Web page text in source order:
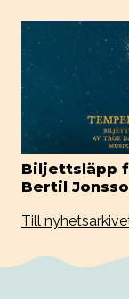
Biljettsläpp
Bertil
Till